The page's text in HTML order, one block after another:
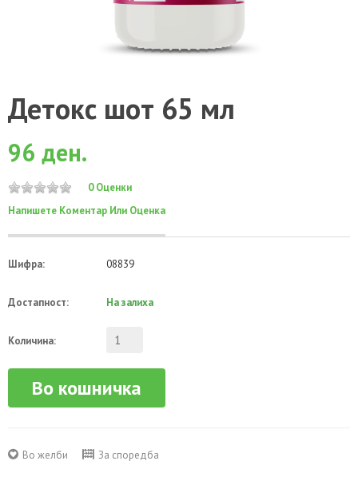
Детокс шот 65 мл
96 ден.
0 Оценки
Напишете Коментар Или Оценка
Шифра: 08839
Достапност: На залиха
Количина:
Во кошничка
Во желби За споредба